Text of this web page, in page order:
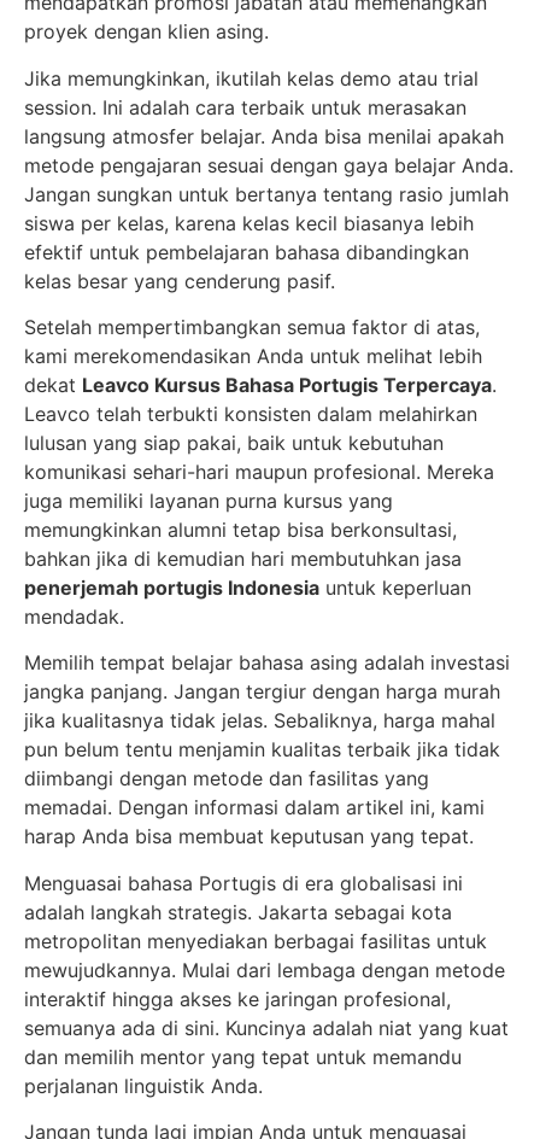
proyek dengan klien asing.
Jika memungkinkan, ikutilah kelas demo atau trial
session. Ini adalah cara terbaik untuk merasakan
langsung atmosfer belajar. Anda bisa menilai apakah
metode pengajaran sesuai dengan gaya belajar Anda.
Jangan sungkan untuk bertanya tentang rasio jumlah
siswa per kelas, karena kelas kecil biasanya lebih
efektif untuk pembelajaran bahasa dibandingkan
kelas besar yang cenderung pasif.
Setelah mempertimbangkan semua faktor di atas,
kami merekomendasikan Anda untuk melihat lebih
dekat Leavco Kursus Bahasa Portugis Terpercaya.
Leavco telah terbukti konsisten dalam melahirkan
lulusan yang siap pakai, baik untuk kebutuhan
komunikasi sehari-hari maupun profesional. Mereka
juga memiliki layanan purna kursus yang
memungkinkan alumni tetap bisa berkonsultasi,
bahkan jika di kemudian hari membutuhkan jasa
penerjemah portugis Indonesia untuk keperluan
mendadak.
Memilih tempat belajar bahasa asing adalah investasi
jangka panjang. Jangan tergiur dengan harga murah
jika kualitasnya tidak jelas. Sebaliknya, harga mahal
pun belum tentu menjamin kualitas terbaik jika tidak
diimbangi dengan metode dan fasilitas yang
memadai. Dengan informasi dalam artikel ini, kami
harap Anda bisa membuat keputusan yang tepat.
Menguasai bahasa Portugis di era globalisasi ini
adalah langkah strategis. Jakarta sebagai kota
metropolitan menyediakan berbagai fasilitas untuk
mewujudkannya. Mulai dari lembaga dengan metode
interaktif hingga akses ke jaringan profesional,
semuanya ada di sini. Kuncinya adalah niat yang kuat
dan memilih mentor yang tepat untuk memandu
perjalanan linguistik Anda.
Jangan tunda lagi impian Anda untuk menguasai